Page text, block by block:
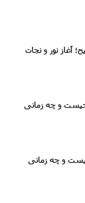
آغاز نور و نجات
و چه زمانی
و چه زمانی